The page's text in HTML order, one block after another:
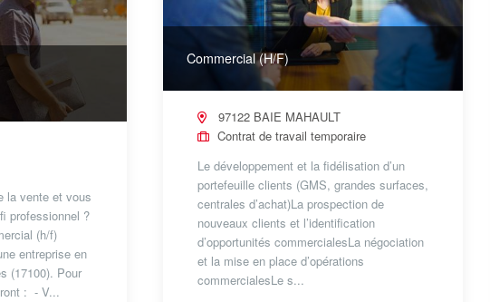
la vente et vous
professionnel ?
(h/f)
entreprise en
(17100). Pour
: - V...
Commercial (H/F)
97122 BAIE MAHAULT
Contrat de travail temporaire
Le développement et la fidélisation d’un
portefeuille clients (GMS, grandes surfaces,
centrales d’achat)La prospection de
nouveaux clients et l’identification
d’opportunités commercialesLa négociation
et la mise en place d’opérations
commercialesLe s...